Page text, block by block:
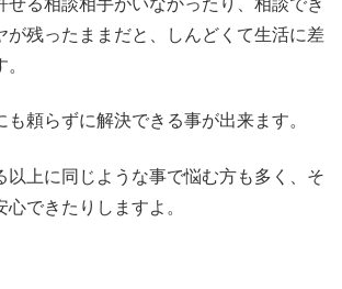
せる相談相手がいなかったり、相談でき
が残ったままだと、しんどくて生活に差
頼らずに解決できる事が出来ます。
以上に同じような事で悩む方も多く、そ
できたりしますよ。